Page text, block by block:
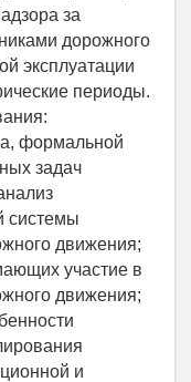
за
дорожного
эксплуатации
периоды.
формальной
задач
системы
движения;
участие в
движения;
и